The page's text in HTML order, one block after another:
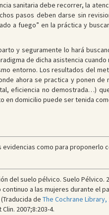
sanitaria debe recorrer, la
pasos deben darse sin
a fuego” en la práctica y
y seguramente lo hará
de dicha asistencia
entorno. Los resultados del
ahora se practica y ponen
eficiencia no demostrada…)
domicilio puede ser tenida
como para proponerlo
del suelo pélvico. Suelo Pélvico.
a las mujeres durante el
de The Cochrane
2007;8:203-4.